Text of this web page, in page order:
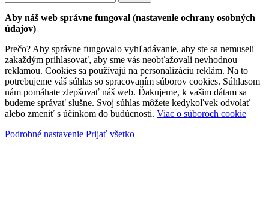
Aby náš web správne fungoval (nastavenie ochrany osobných
údajov)
Prečo? Aby správne fungovalo vyhľadávanie, aby ste sa nemuseli
zakaždým prihlasovať, aby sme vás neobťažovali nevhodnou
reklamou. Cookies sa používajú na personalizáciu reklám. Na to
potrebujeme váš súhlas so spracovaním súborov cookies. Súhlasom
nám pomáhate zlepšovať náš web. Ďakujeme, k vašim dátam sa
budeme správať slušne. Svoj súhlas môžete kedykoľvek odvolať
alebo zmeniť s účinkom do budúcnosti. Viac o súboroch cookie
Podrobné nastavenie Prijať všetko